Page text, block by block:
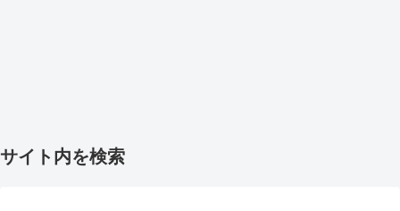
サイト内を検索